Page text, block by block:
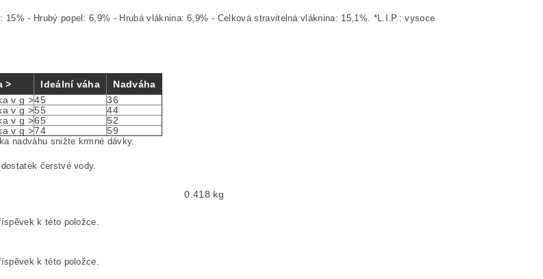
15% - Hrubý popel: 6,9% - Hrubá vláknina: 6,9% - Celková stravitelná vláknina: 15,1%. *L.I.P.: vysoce
> Ideální váha
Nadváha
v g >45
36
v g >55
44
v g >65
52
v g >74 59
nadváhu snižte krmné dávky.
čerstvé vody.
0.418 kg
k této položce.
k této položce.